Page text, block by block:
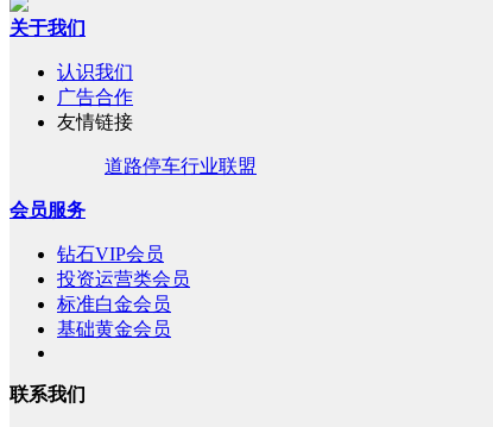
关于我们
认识我们
广告合作
友情链接
道路停车行业联盟
会员服务
钻石VIP会员
投资运营类会员
标准白金会员
基础黄金会员
联系我们